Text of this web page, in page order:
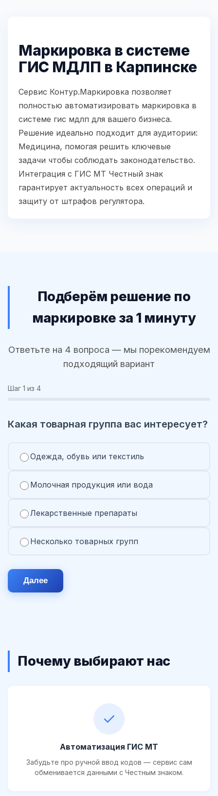
Маркировка в системе
ГИС МДЛП в Карпинске
Сервис Контур.Маркировка позволяет
полностью автоматизировать маркировка в
системе гис мдлп для вашего бизнеса.
Решение идеально подходит для аудитории:
Медицина, помогая решить ключевые
задачи чтобы соблюдать законодательство.
Интеграция с ГИС МТ Честный знак
гарантирует актуальность всех операций и
защиту от штрафов регулятора.
Подберём решение по
маркировке за 1 минуту
Ответьте на 4 вопроса — мы порекомендуем
подходящий вариант
Шаг 1 из 4
Какая товарная группа вас интересует?
Одежда, обувь или текстиль
Молочная продукция или вода
Лекарственные препараты
Несколько товарных групп
Далее
Почему выбирают нас
✓
Автоматизация ГИС МТ
Забудьте про ручной ввод кодов — сервис сам
обменивается данными с Честным знаком.